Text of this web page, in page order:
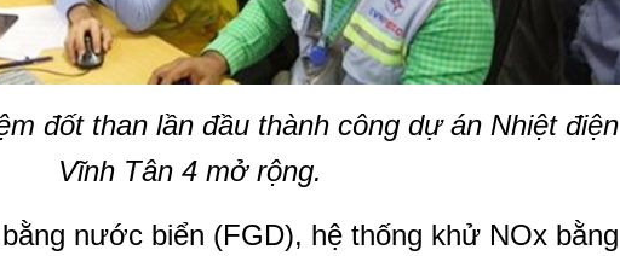
đốt than lần đầu thành công dự án Nhiệt điện
Vĩnh Tân 4 mở rộng.
nước biển (FGD), hệ thống khử NOx bằng